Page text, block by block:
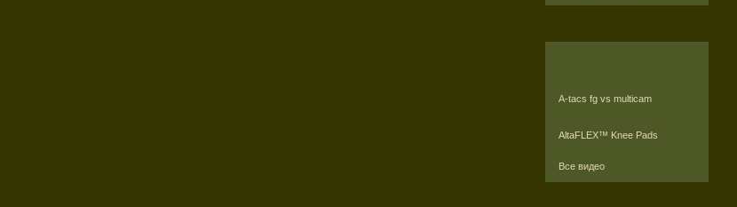
A-tacs fg vs multicam
AltaFLEX™ Knee Pads
Все видео